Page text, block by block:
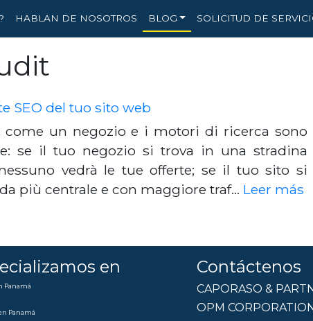
HABLAN DE NOSOTROS BLOG SOLICITUD DE
SEO del tuo sito web
come un negozio e i motori di ricerca sono
se il tuo negozio si trova in una stradina
vedrà le tue offerte; se il tuo sito si
più centrale e con maggiore traf… Leer más
en
Panamá
Panamá
Contáctenos
CAPORASO &
OPM CORPORATION